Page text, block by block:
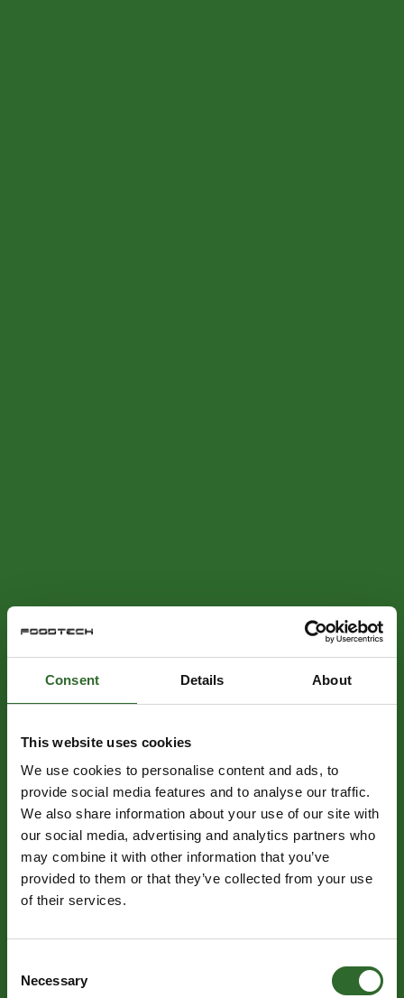
Consent Details About
This website uses cookies
We use cookies to personalise content and ads, to
provide social media features and to analyse our traffic.
We also share information about your use of our site with
our social media, advertising and analytics partners who
may combine it with other information that you’ve
provided to them or that they’ve collected from your use
of their services.
Selection
Necessary